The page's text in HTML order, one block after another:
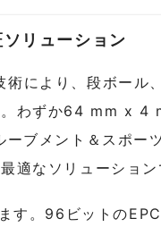
リューション
により、段ボール
わずか64 mm x 4
ブメント＆スポー
適なソリューショ
。96ビットの